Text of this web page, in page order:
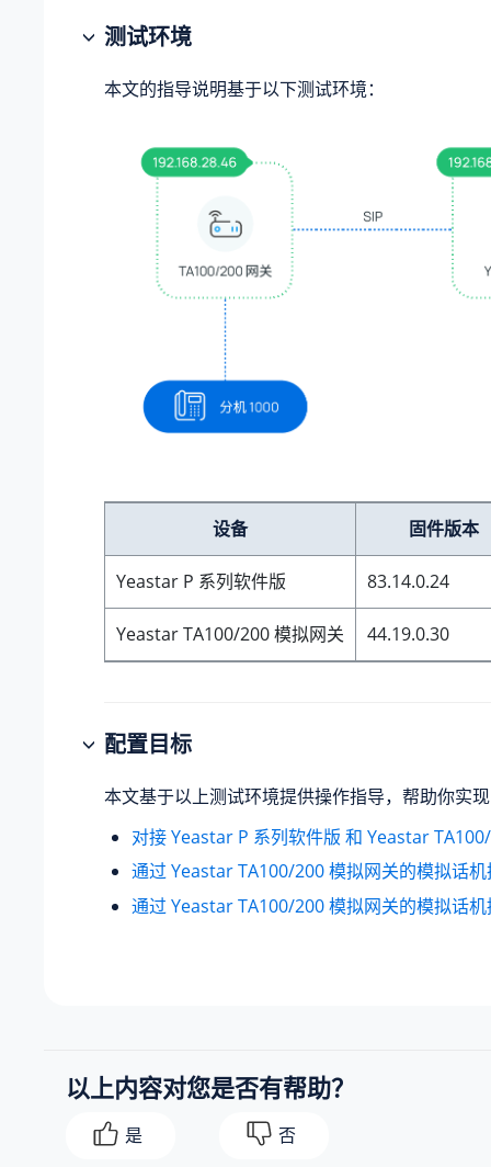
测试环境
本文的指导说明基于以下测试环境：
设备 固件版本
Yeastar P 系列软件版 83.14.0.24
Yeastar TA100/200 模拟网关 44.19.0.30
配置目标
本文基于以上测试环境提供操作指导，帮助你实
对接 Yeastar P 系列软件版 和 Yeastar
通过 Yeastar TA100/200 模拟网关的模拟话
通过 Yeastar TA100/200 模拟网关的模拟话
以上内容对您是否有帮助？
是 否